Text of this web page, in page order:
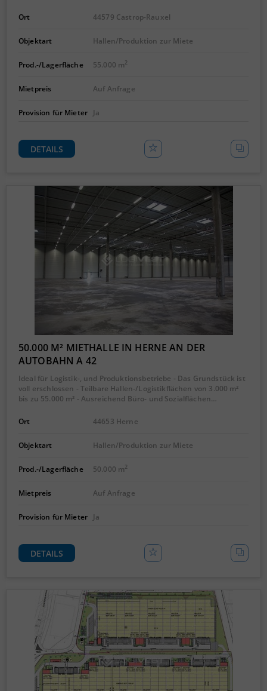
Ort 44579 Castrop-Rauxel
Objektart Hallen/Produktion zur Miete
Prod.-/Lagerfläche 55.000 m2
Mietpreis Auf Anfrage
Provision für Mieter Ja
DETAILS
50.000 M² MIETHALLE IN HERNE AN DER
AUTOBAHN A 42
Ideal für Logistik-, und Produktionsbetriebe - Das Grundstück ist
voll erschlossen - Teilbare Hallen-/Logistikflächen von 3.000 m²
bis zu 55.000 m² - Ausreichend Büro- und Sozialflächen…
Ort 44653 Herne
Objektart Hallen/Produktion zur Miete
Prod.-/Lagerfläche 50.000 m2
Mietpreis Auf Anfrage
Provision für Mieter Ja
DETAILS